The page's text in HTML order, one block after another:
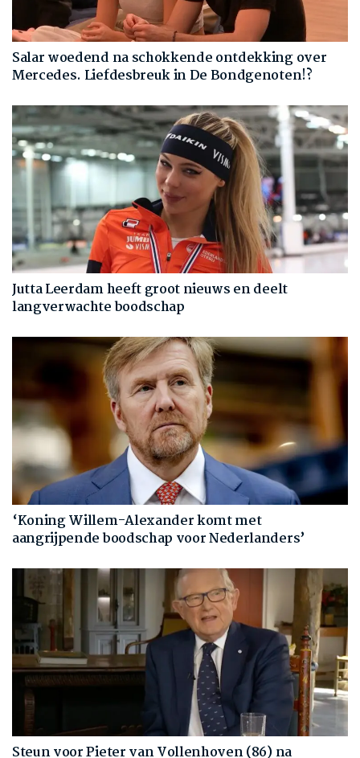
Salar woedend na schokkende ontdekking over
Mercedes. Liefdesbreuk in De Bondgenoten!?
Jutta Leerdam heeft groot nieuws en deelt
langverwachte boodschap
‘Koning Willem-Alexander komt met
aangrijpende boodschap voor Nederlanders’
Steun voor Pieter van Vollenhoven (86) na